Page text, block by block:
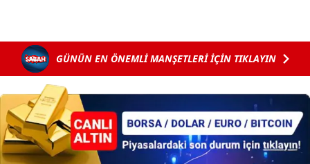
GÜNÜN EN ÖNEMLİ MANŞETLERİ İÇİN TIKLAYIN